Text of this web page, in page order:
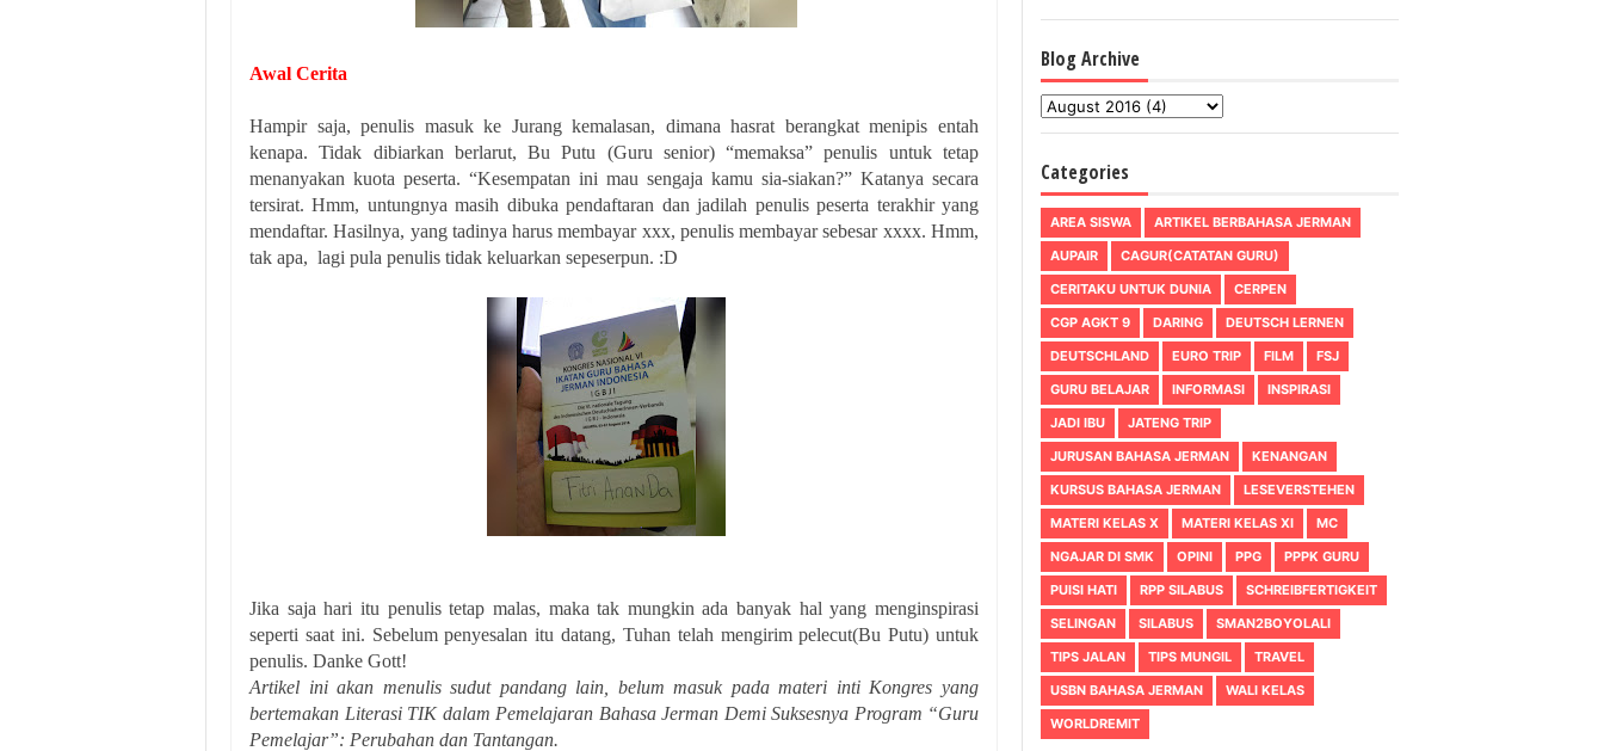
Awal Cerita
Hampir saja, penulis masuk ke Jurang kemalasan, dimana hasrat berangkat menipis entah
kenapa. Tidak dibiarkan berlarut, Bu Putu (Guru senior) “memaksa” penulis untuk tetap
menanyakan kuota peserta. “Kesempatan ini mau sengaja kamu sia-siakan?” Katanya secara
tersirat. Hmm, untungnya masih dibuka pendaftaran dan jadilah penulis peserta terakhir yang
mendaftar. Hasilnya, yang tadinya harus membayar xxx, penulis membayar sebesar xxxx. Hmm,
tak apa, lagi pula penulis tidak keluarkan sepeserpun. :D
Jika saja hari itu penulis tetap malas, maka tak mungkin ada banyak hal yang menginspirasi
seperti saat ini. Sebelum penyesalan itu datang, Tuhan telah mengirim pelecut(Bu Putu) untuk
penulis. Danke Gott!
Artikel ini akan menulis sudut pandang lain, belum masuk pada materi inti Kongres yang
bertemakan Literasi TIK dalam Pemelajaran Bahasa Jerman Demi Suksesnya Program “Guru
Pemelajar”: Perubahan dan Tantangan.
Blog Archive
Categories
AREA SISWA
ARTIKEL BERBAHASA JERMAN
AUPAIR
CAGUR(CATATAN GURU)
CERITAKU UNTUK DUNIA
CERPEN
CGP AGKT 9
DARING
DEUTSCH LERNEN
DEUTSCHLAND
EURO TRIP FILM
FSJ
GURU BELAJAR
INFORMASI
INSPIRASI
JADI IBU
JATENG TRIP
JURUSAN BAHASA JERMAN
KENANGAN
KURSUS BAHASA JERMAN
LESEVERSTEHEN
MATERI KELAS X
MATERI KELAS XI
MC
NGAJAR DI SMK
OPINI PPG
PPPK GURU
PUISI HATI
RPP SILABUS
SCHREIBFERTIGKEIT
SELINGAN
SILABUS
SMAN2BOYOLALI
TIPS JALAN
TIPS MUNGIL
TRAVEL
USBN BAHASA JERMAN
WALI KELAS
WORLDREMIT